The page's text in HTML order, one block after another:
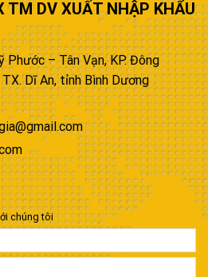
TM DV XUẤT NHẬP KHẨU
– Tân Vạn, KP. Đông
Dĩ An, tỉnh Bình Dương
chúng tôi